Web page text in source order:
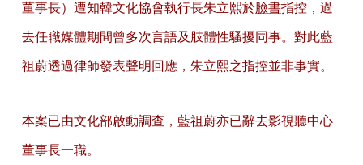
董事長）遭知韓文化協會執行長朱立熙於臉書指控，過
去任職媒體期間曾多次言語及肢體性騷擾同事。對此藍
祖蔚透過律師發表聲明回應，朱立熙之指控並非事實。
本案已由文化部啟動調查，藍祖蔚亦已辭去影視聽中心
董事長一職。